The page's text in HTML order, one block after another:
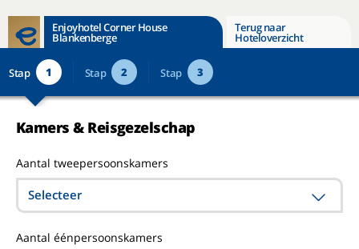
Enjoyhotel Corner House
Blankenberge
Terug naar
Hoteloverzicht
Stap 1 Stap 2 Stap 3
Kamers & Reisgezelschap
Aantal tweepersoonskamers
Selecteer
Aantal éénpersoonskamers